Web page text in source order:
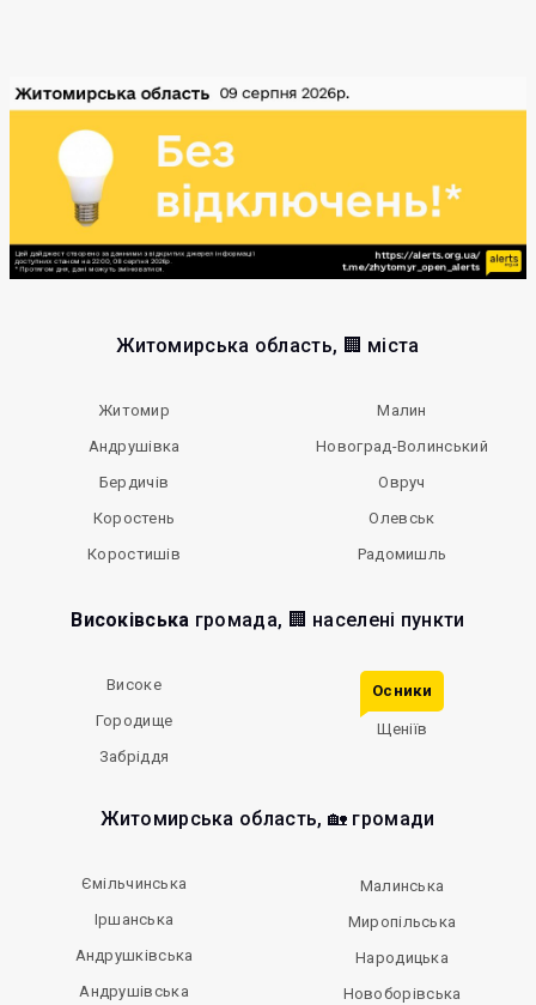
Житомирська область, 🏢 міста
Житомир
Андрушівка
Бердичів
Коростень
Коростишів
Малин
Новоград-Волинський
Овруч
Олевськ
Радомишль
Високівська громада, 🏢 населені пункти
Високе
Городище
Забріддя
Осники
Щеніїв
Житомирська область, 🏡 громади
Ємільчинська
Іршанська
Андрушківська
Андрушівська
Малинська
Миропільська
Народицька
Новоборівська